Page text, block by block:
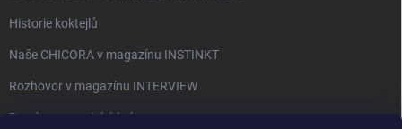
Historie koktejlů
Naše CHICORA v magazínu INSTINKT
Rozhovor v magazínu INTERVIEW
Bourbon, americká krása.